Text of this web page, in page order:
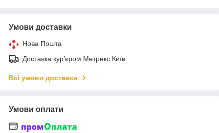
Умови доставки
Нова Пошта
Доставка курʼєром Метрекс Київ
Всі умови доставки
Умови оплати